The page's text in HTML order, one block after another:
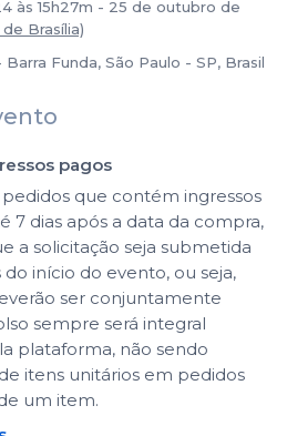
às 15h27m - 25 de outubro de
Brasília)
Funda, São Paulo - SP, Brasil
pagos
que contém ingressos
7 dias após a data da compra,
a solicitação seja submetida
início do evento, ou seja,
ser conjuntamente
sempre será integral
plataforma, não sendo
itens unitários em pedidos
um item.